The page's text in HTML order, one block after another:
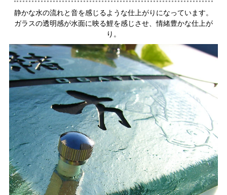
静かな水の流れと音を感じるような仕上がりになっています。
ガラスの透明感が水面に映る鯉を感じさせ、情緒豊かな仕上が
り。